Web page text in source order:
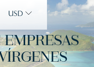
USD